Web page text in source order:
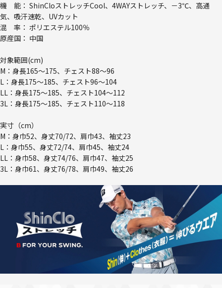
機 能： ShinCloストレッチCool、4WAYストレッチ、－3℃、高通
気、吸汗速乾、UVカット
混 率： ポリエステル100％
原産国： 中国
対象範囲(cm)
M：身長165～175、チェスト88～96
L：身長175～185、チェスト96～104
LL：身長175～185、チェスト104～112
3L：身長175～185、チェスト110～118
実寸（cm）
M：身巾52、身丈70/72、肩巾43、袖丈23
L：身巾55、身丈72/74、肩巾45、袖丈24
LL：身巾58、身丈74/76、肩巾47、袖丈25
3L：身巾61、身丈76/78、肩巾49、袖丈26